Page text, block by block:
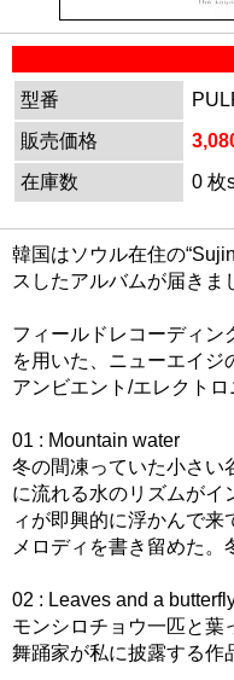
型番
販売価格
在庫数
0 枚
韓国はソウル在住の
スしたアルバムが届きま
フィールドレコーディン
を用いた、ニューエイジ
アンビエント/エレクトロ
01 : Mountain water
冬の間凍っていた小さい
に流れる水のリズムがイ
ィが即興的に浮かんで
メロディを書き留めた。
02 : Leaves and a
モンシロチョウ一匹と葉
舞踊家が私に披露する作